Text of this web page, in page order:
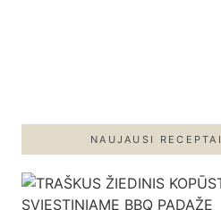
NAUJAUSI RECEPTAI